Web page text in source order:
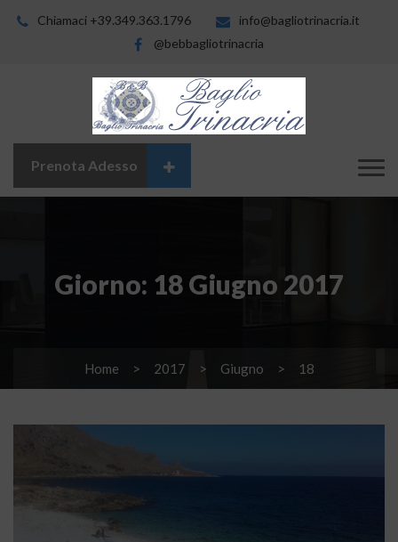
Chiamaci +39.349.363.1796
info@bagliotrinacria.it
@bebbagliotrinacria
Prenota Adesso
Giorno: 18 Giugno 2017
Home 2017 Giugno 18